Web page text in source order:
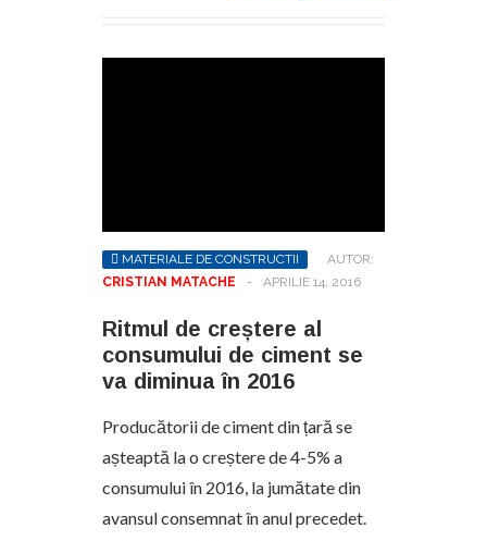
MATERIALE DE CONSTRUCTII
AUTOR:
CRISTIAN MATACHE
- APRILIE 14, 2016
Ritmul de creștere al
consumului de ciment se
va diminua în 2016
Producătorii de ciment din țară se
așteaptă la o creștere de 4-5% a
consumului în 2016, la jumătate din
avansul consemnat în anul precedet.